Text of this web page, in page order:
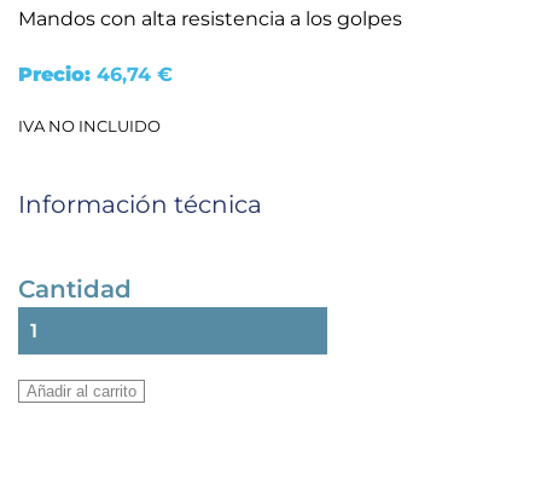
Mandos con alta resistencia a los golpes
Precio: 46,74 €
IVA NO INCLUIDO
Información técnica
Cantidad
ANALIZADOR
VALUE
2Añadir al carrito